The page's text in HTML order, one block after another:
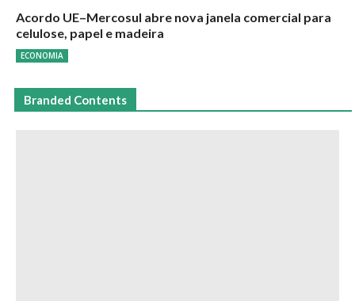
Acordo UE–Mercosul abre nova janela comercial para
celulose, papel e madeira
ECONOMIA
Branded Contents